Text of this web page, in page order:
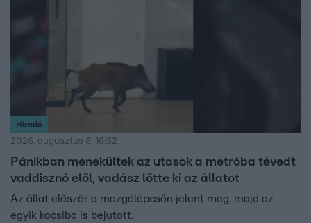
Híradó
2026. augusztus 8. 16:32
Pánikban menekültek az utasok a metróba tévedt
vaddisznó elől, vadász lőtte ki az állatot
Az állat először a mozgólépcsőn jelent meg, majd az
egyik kocsiba is bejutott.